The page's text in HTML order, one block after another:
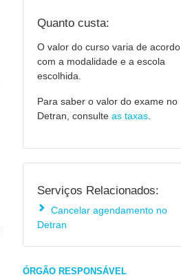
Quanto custa:
O valor do curso varia de acordo
com a modalidade e a escola
escolhida.
Para saber o valor do exame no
Detran, consulte as taxas
Serviços Relacionados:
Cancelar agendamento no
Detran
ÓRGÃO RESPONSÁVEL